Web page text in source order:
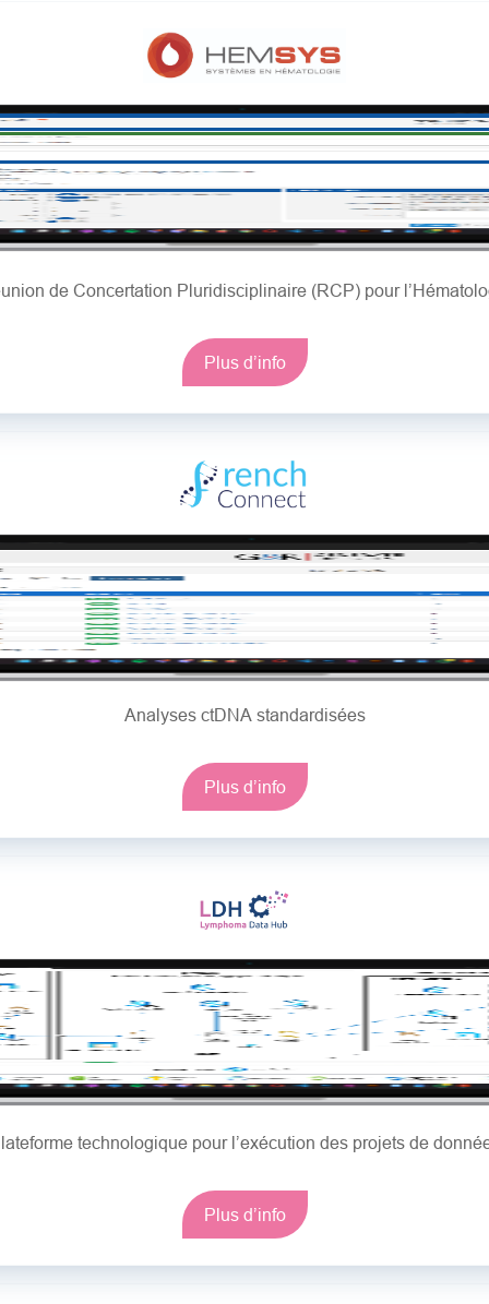
de Concertation Pluridisciplinaire (RCP) pour
Plus d’info
Analyses ctDNA standardisées
Plus d’info
technologique pour l’exécution des projets de
Plus d’info